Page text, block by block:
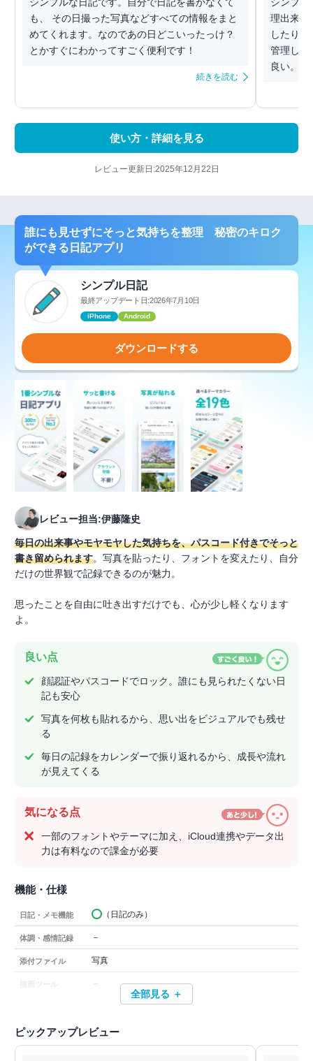
シンプルな日記です。自分で日記を書かなくて
も、 その日撮った写真などすべての情報をまと
めてくれます。なのであの日どこいったっけ？
とかすぐにわかってすごく便利です！
続きを読む
シンプル
理出来る
したり
管理しや
良い。
使い方・詳細を見る
レビュー更新日:2025年12月22日
誰にも見せずにそっと気持ちを整理 秘密のキロク
ができる日記アプリ
シンプル日記
最終アップデート日:2026年7月10日
iPhone Android
ダウンロードする
レビュー担当:伊藤隆史
毎日の出来事やモヤモヤした気持ちを、パスコード付きでそっと
書き留められます。写真を貼ったり、フォントを変えたり、自分
だけの世界観で記録できるのが魅力。
思ったことを自由に吐き出すだけでも、心が少し軽くなります
よ。
良い点
顔認証やパスコードでロック。誰にも見られたくない日
記も安心
写真を何枚も貼れるから、思い出をビジュアルでも残せ
る
毎日の記録をカレンダーで振り返れるから、成長や流れ
が見えてくる
気になる点
一部のフォントやテーマに加え、iCloud連携やデータ出
力は有料なので課金が必要
機能・仕様
日記・メモ機能 （日記のみ）
体調・感情記録 －
添付ファイル 写真
描画ツール －
全部見る ＋
ピックアップレビュー